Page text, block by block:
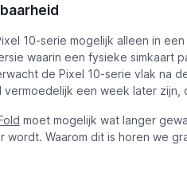
10-serie mogelijk alleen in
waarin een fysieke simkaart
de Pixel 10-serie vlak na
vermoedelijk een week later zijn,
moet mogelijk wat langer
wordt. Waarom dit is horen we